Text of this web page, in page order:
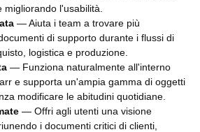
l'usabilità.
— Aiuta i team a trovare più
di supporto durante i flussi di
logistica e produzione.
— Funziona naturalmente all'interno
e supporta un'ampia gamma di oggetti
modificare le abitudini quotidiane.
— Offri agli utenti una visione
i documenti critici di clienti,